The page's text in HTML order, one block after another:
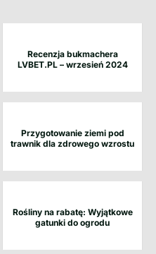
Recenzja bukmachera
LVBET.PL – wrzesień 2024
Przygotowanie ziemi pod
trawnik dla zdrowego wzrostu
Rośliny na rabatę: Wyjątkowe
gatunki do ogrodu